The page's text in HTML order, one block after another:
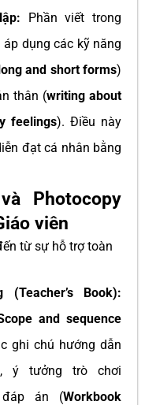
Phần viết trong
dụng các kỹ năng
and short forms)
thân (writing about
feelings). Điều này
đạt cá nhân bằng
Photocopy
viên
từ sự hỗ trợ toàn
Book):
and sequence
ghi chú hướng dẫn
ý tưởng trò chơi
án (Workbook